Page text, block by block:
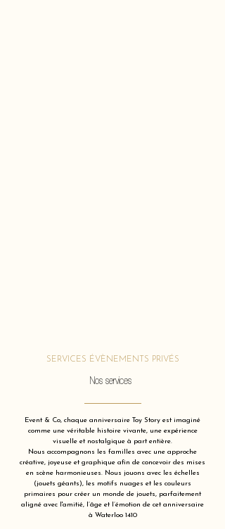
SERVICES ÉVÈNEMENTS PRIVÉS
Nos services
Event & Co, chaque anniversaire Toy Story est imaginé
comme une véritable histoire vivante, une expérience
visuelle et nostalgique à part entière.
Nous accompagnons les familles avec une approche
créative, joyeuse et graphique afin de concevoir des mises
en scène harmonieuses. Nous jouons avec les échelles
(jouets géants), les motifs nuages et les couleurs
primaires pour créer un monde de jouets, parfaitement
aligné avec l'amitié, l’âge et l’émotion de cet anniversaire
à Waterloo 1410